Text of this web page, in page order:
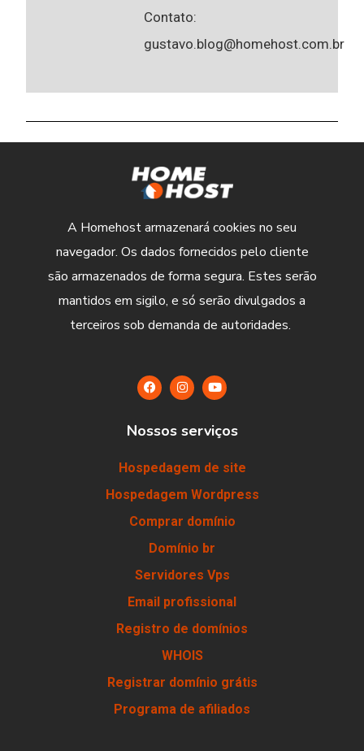
Contato:
gustavo.blog@homehost.com.br
A Homehost armazenará cookies no seu
navegador. Os dados fornecidos pelo cliente
são armazenados de forma segura. Estes serão
mantidos em sigilo, e só serão divulgados a
terceiros sob demanda de autoridades.
Nossos serviços
Hospedagem de site
Hospedagem Wordpress
Comprar domínio
Domínio br
Servidores Vps
Email profissional
Registro de domínios
WHOIS
Registrar domínio grátis
Programa de afiliados